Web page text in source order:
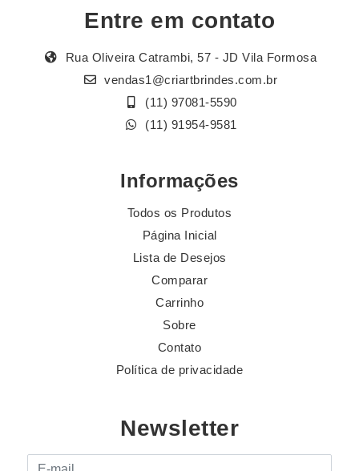
Entre em contato
Rua Oliveira Catrambi, 57 - JD Vila Formosa
vendas1@criartbrindes.com.br
(11) 97081-5590
(11) 91954-9581
Informações
Todos os Produtos
Página Inicial
Lista de Desejos
Comparar
Carrinho
Sobre
Contato
Política de privacidade
Newsletter
E-mail